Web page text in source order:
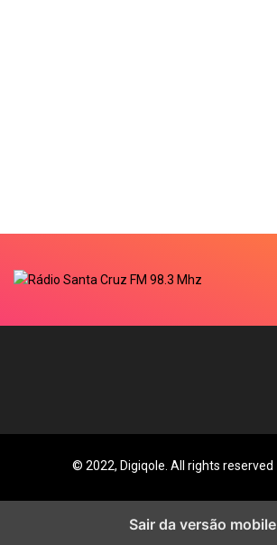
© 2022, Digiqole. All rights reserved
Sair da versão mobile